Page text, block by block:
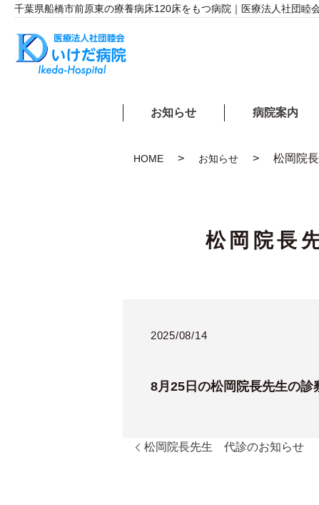
千葉県船橋市前原東の療養病床120床をもつ病院｜医療法人社団睦
お知らせ 病院案内
HOME お知らせ 松岡院
松岡院長
2025/08/14
8月25日の松岡院長先生の診
松岡院長先生 代診のお知らせ